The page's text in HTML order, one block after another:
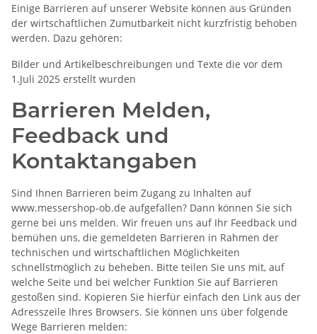
Einige Barrieren auf unserer Website können aus Gründen
der wirtschaftlichen Zumutbarkeit nicht kurzfristig behoben
werden. Dazu gehören:
Bilder und Artikelbeschreibungen und Texte die vor dem
1.Juli 2025 erstellt wurden
Barrieren Melden,
Feedback und
Kontaktangaben
Sind Ihnen Barrieren beim Zugang zu Inhalten auf
www.messershop-ob.de aufgefallen? Dann können Sie sich
gerne bei uns melden. Wir freuen uns auf Ihr Feedback und
bemühen uns, die gemeldeten Barrieren in Rahmen der
technischen und wirtschaftlichen Möglichkeiten
schnellstmöglich zu beheben. Bitte teilen Sie uns mit, auf
welche Seite und bei welcher Funktion Sie auf Barrieren
gestoßen sind. Kopieren Sie hierfür einfach den Link aus der
Adresszeile Ihres Browsers. Sie können uns über folgende
Wege Barrieren melden: